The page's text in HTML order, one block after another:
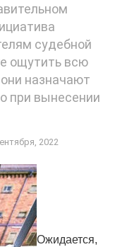
судебной
ощутить всю
назначают
при вынесении
2022
Ожидается,